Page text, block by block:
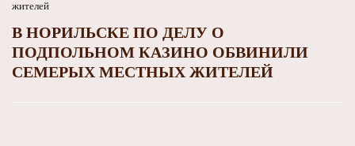
В НОРИЛЬСКЕ ПО ДЕЛУ О
ПОДПОЛЬНОМ КАЗИНО ОБВИНИЛИ
СЕМЕРЫХ МЕСТНЫХ ЖИТЕЛЕЙ